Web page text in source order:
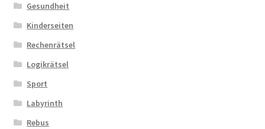
Gesundheit
Kinderseiten
Rechenrätsel
Logikrätsel
Sport
Labyrinth
Rebus